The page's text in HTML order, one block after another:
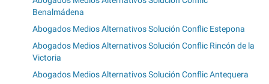
Benalmádena
Abogados Medios Alternativos Solución Conflic Estepona
Abogados Medios Alternativos Solución Conflic Rincón de la
Victoria
Abogados Medios Alternativos Solución Conflic Antequera